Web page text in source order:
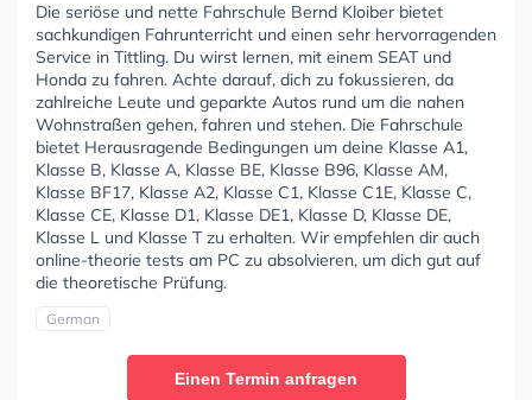
Die seriöse und nette Fahrschule Bernd Kloiber bietet
sachkundigen Fahrunterricht und einen sehr hervorragenden
Service in Tittling. Du wirst lernen, mit einem SEAT und
Honda zu fahren. Achte darauf, dich zu fokussieren, da
zahlreiche Leute und geparkte Autos rund um die nahen
Wohnstraßen gehen, fahren und stehen. Die Fahrschule
bietet Herausragende Bedingungen um deine Klasse A1,
Klasse B, Klasse A, Klasse BE, Klasse B96, Klasse AM,
Klasse BF17, Klasse A2, Klasse C1, Klasse C1E, Klasse C,
Klasse CE, Klasse D1, Klasse DE1, Klasse D, Klasse DE,
Klasse L und Klasse T zu erhalten. Wir empfehlen dir auch
online-theorie tests am PC zu absolvieren, um dich gut auf
die theoretische Prüfung.
German
Einen Termin anfragen